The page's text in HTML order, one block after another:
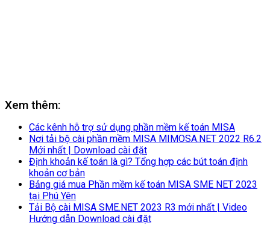
Xem thêm:
Các kênh hỗ trợ sử dụng phần mềm kế toán MISA
Nơi tải bộ cài phần mềm MISA MIMOSA.NET 2022 R6.2
Mới nhất | Download cài đặt
Định khoản kế toán là gì? Tổng hợp các bút toán định
khoản cơ bản
Bảng giá mua Phần mềm kế toán MISA SME NET 2023
tại Phú Yên
Tải Bộ cài MISA SME.NET 2023 R3 mới nhất | Video
Hướng dẫn Download cài đặt